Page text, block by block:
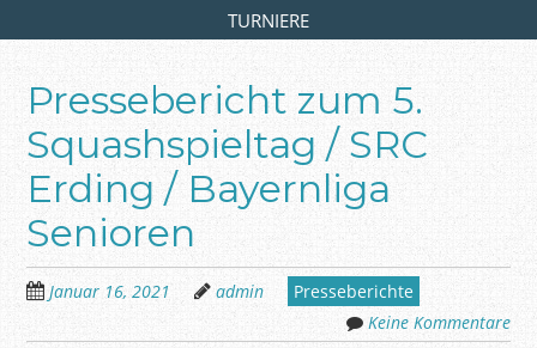
TURNIERE
Pressebericht zum 5.
Squashspieltag / SRC
Erding / Bayernliga
Senioren
Januar 16, 2021 admin
Presseberichte
Keine Kommentare